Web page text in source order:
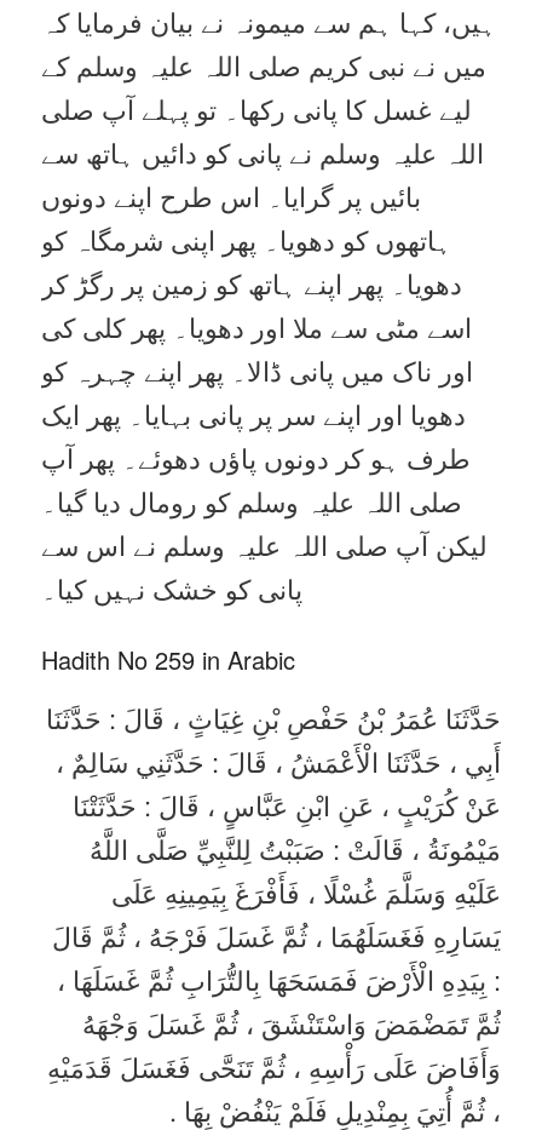
ہیں، کہا ہم سے میمونہ نے بیان فرمایا کہ
میں نے نبی کریم صلی اللہ علیہ وسلم کے
لیے غسل کا پانی رکھا۔ تو پہلے آپ صلی
اللہ علیہ وسلم نے پانی کو دائیں ہاتھ سے
بائیں پر گرایا۔ اس طرح اپنے دونوں
ہاتھوں کو دھویا۔ پھر اپنی شرمگاہ کو
دھویا۔ پھر اپنے ہاتھ کو زمین پر رگڑ کر
اسے مٹی سے ملا اور دھویا۔ پھر کلی کی
اور ناک میں پانی ڈالا۔ پھر اپنے چہرہ کو
دھویا اور اپنے سر پر پانی بہایا۔ پھر ایک
طرف ہو کر دونوں پاؤں دھوئے۔ پھر آپ
صلی اللہ علیہ وسلم کو رومال دیا گیا۔
لیکن آپ صلی اللہ علیہ وسلم نے اس سے
پانی کو خشک نہیں کیا۔
Hadith No 259 in Arabic
حَدَّثَنَا عُمَرُ بْنُ حَفْصِ بْنِ غِيَاثٍ ، قَالَ : حَدَّثَنَا
أَبِي ، حَدَّثَنَا الْأَعْمَشُ ، قَالَ : حَدَّثَنِي سَالِمٌ ،
عَنْ كُرَيْبٍ ، عَنِ ابْنِ عَبَّاسٍ ، قَالَ : حَدَّثَتْنَا
مَيْمُونَةُ ، قَالَتْ : صَبَبْتُ لِلنَّبِيِّ صَلَّى اللَّهُ
عَلَيْهِ وَسَلَّمَ غُسْلًا ، فَأَفْرَغَ بِيَمِينِهِ عَلَى
يَسَارِهِ فَغَسَلَهُمَا ، ثُمَّ غَسَلَ فَرْجَهُ ، ثُمَّ قَالَ
: بِيَدِهِ الْأَرْضَ فَمَسَحَهَا بِالتُّرَابِ ثُمَّ غَسَلَهَا ،
ثُمَّ تَمَضْمَضَ وَاسْتَنْشَقَ ، ثُمَّ غَسَلَ وَجْهَهُ
وَأَفَاضَ عَلَى رَأْسِهِ ، ثُمَّ تَنَحَّى فَغَسَلَ قَدَمَيْهِ
، ثُمَّ أُتِيَ بِمِنْدِيلٍ فَلَمْ يَنْفُضْ بِهَا .